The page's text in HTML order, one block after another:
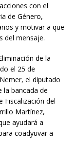
con el
de Género,
y motivar a que
del mensaje.
de la
el 25 de
el diputado
la bancada de
Fiscalización del
Martínez,
ayudará a
coadyuvar a